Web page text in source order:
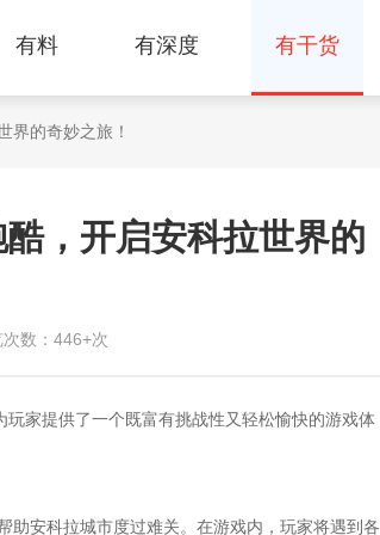
有料 有深度 有干货
界的奇妙之旅！
，开启安科拉世界的
数：446+次
家提供了一个既富有挑战性又轻松愉快的游戏体
安科拉城市度过难关。在游戏内，玩家将遇到各